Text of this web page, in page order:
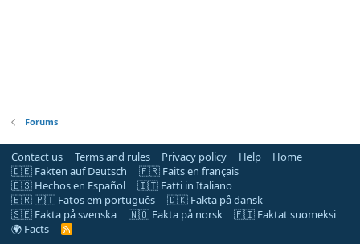
Forums
Contact us Terms and rules Privacy policy Help
Home
🇩🇪 Fakten auf Deutsch
🇫🇷 Faits en français
🇪🇸 Hechos en Español
🇮🇹 Fatti in Italiano
🇧🇷 🇵🇹 Fatos em português
🇩🇰 Fakta på dansk
🇸🇪 Fakta på svenska
🇳🇴 Fakta på norsk
🇫🇮 Faktat suomeksi
🌍 Facts
R